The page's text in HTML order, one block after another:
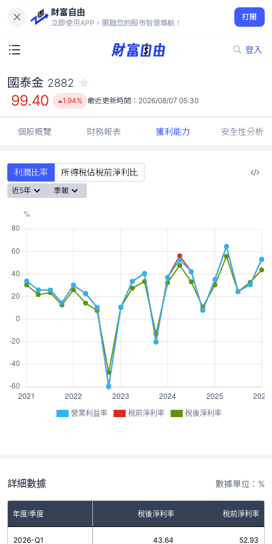
財富自由
立即使用APP，開啟您的股市智慧導航！
打開
登入
99.40
1.94%
國泰金 2882
99.40 1.94% 最近更新時間： 2026/08/07 05:30
個股概覽 財務報表 獲利能力 安全性分析
利潤比率 所得稅佔稅前淨利比
近5年 季報
營業利益率 稅前淨利率 稅後淨利率
詳細數據 數據單位：%
年度/季度 稅後淨利率 稅前淨利率
2026-Q1 43.64 52.93